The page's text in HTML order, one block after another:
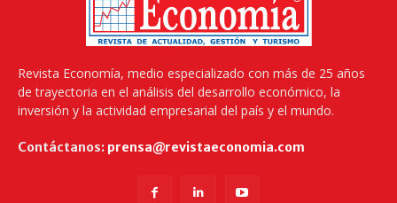
Revista Economía, medio especializado con más de 25 años
de trayectoria en el análisis del desarrollo económico, la
inversión y la actividad empresarial del país y el mundo.
Contáctanos: prensa@revistaeconomia.com